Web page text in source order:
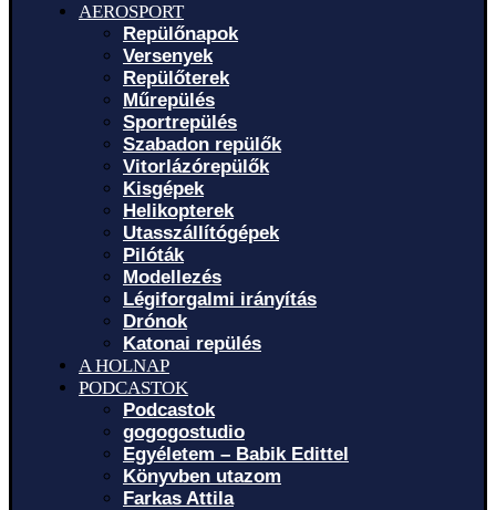
AEROSPORT
Repülőnapok
Versenyek
Repülőterek
Műrepülés
Sportrepülés
Szabadon repülők
Vitorlázórepülők
Kisgépek
Helikopterek
Utasszállítógépek
Pilóták
Modellezés
Légiforgalmi irányítás
Drónok
Katonai repülés
A HOLNAP
PODCASTOK
Podcastok
gogogostudio
Egyéletem – Babik Edittel
Könyvben utazom
Farkas Attila